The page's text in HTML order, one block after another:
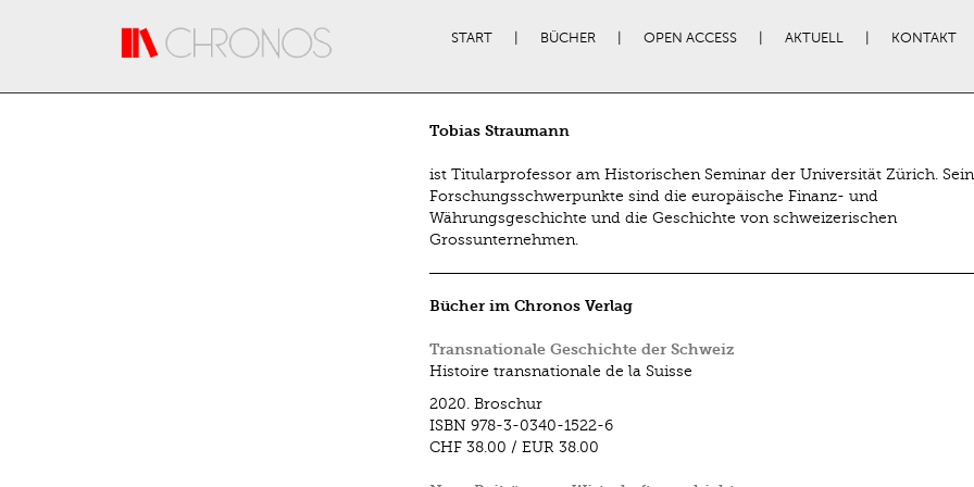
START BÜCHER OPEN ACCESS AKTUELL KONTAKT
Tobias Straumann
ist Titularprofessor am Historischen Seminar der Universität Zürich.
Forschungsschwerpunkte sind die europäische Finanz- und
Währungsgeschichte und die Geschichte von schweizerischen
Grossunternehmen.
Bücher im Chronos Verlag
Transnationale Geschichte der Schweiz
Histoire transnationale de la Suisse
2020. Broschur
ISBN 978-3-0340-1522-6
CHF 38.00 / EUR 38.00